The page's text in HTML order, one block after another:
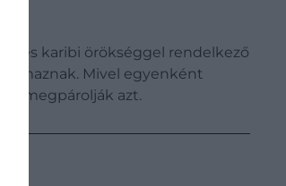
i és karibi örökséggel rendelkező
Mivel egyenként
megpárolják azt.